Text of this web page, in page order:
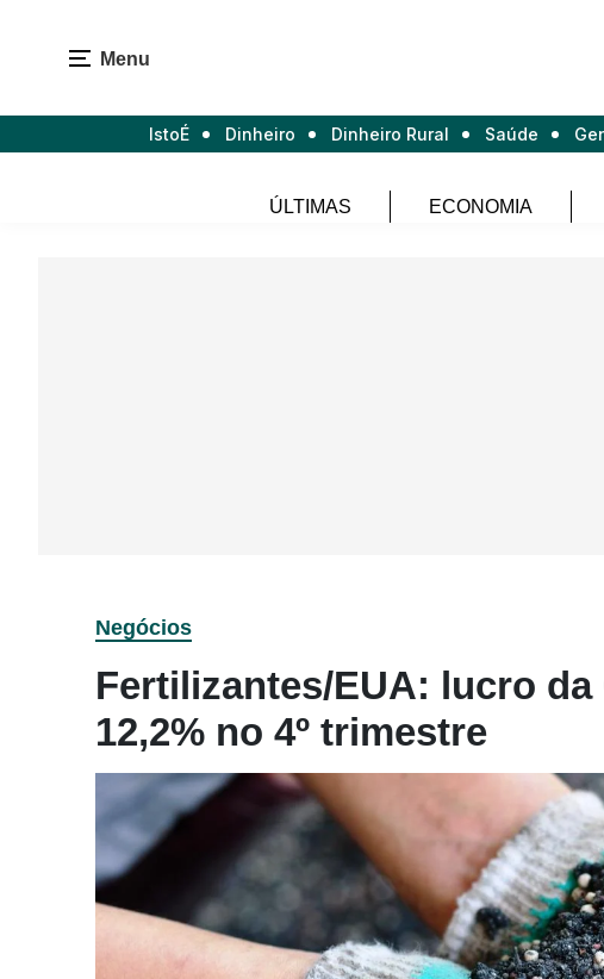
Menu
IstoÉ Dinheiro Dinheiro Rural Saúde
ÚLTIMAS ECONOMIA
Negócios
Fertilizantes/EUA: lucro
12,2% no 4º trimestre